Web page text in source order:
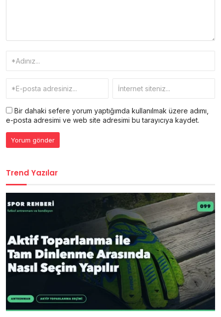
Bir dahaki sefere yorum yaptığımda kullanılmak üzere adımı,
e-posta adresimi ve web site adresimi bu tarayıcıya kaydet.
Trend Yazılar